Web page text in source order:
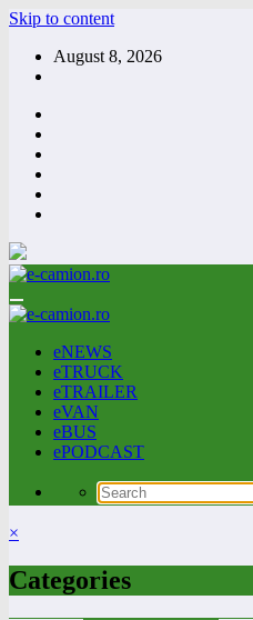
Skip to content
August 8, 2026
eNEWS
eTRUCK
eTRAILER
eVAN
eBUS
ePODCAST
×
Categories